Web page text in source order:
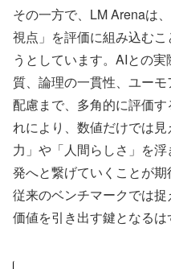
その一方で、LM Arenaは
視点」を評価に組み込む
うとしています。AIとの
質、論理の一貫性、ユー
配慮まで、多角的に評価
れにより、数値だけでは
力」や「人間らしさ」を
発へと繋げていくことが期
従来のベンチマークでは
価値を引き出す鍵となるは